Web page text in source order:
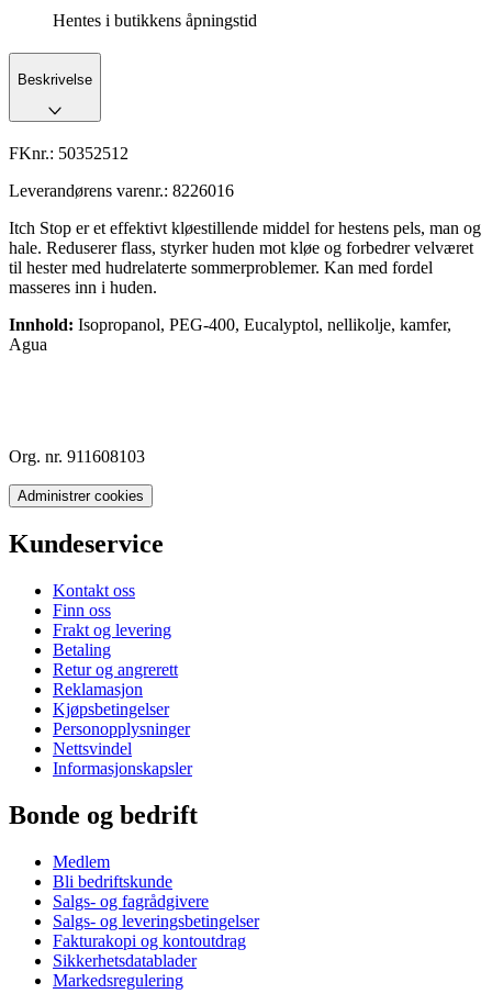
Hentes i butikkens åpningstid
Beskrivelse
FKnr.: 50352512
Leverandørens varenr.: 8226016
Itch Stop er et effektivt kløestillende middel for hestens pels, man og
hale. Reduserer flass, styrker huden mot kløe og forbedrer velværet
til hester med hudrelaterte sommerproblemer. Kan med fordel
masseres inn i huden.
Innhold: Isopropanol, PEG-400, Eucalyptol, nellikolje, kamfer,
Agua
Org. nr. 911608103
Administrer cookies
Kundeservice
Kontakt oss
Finn oss
Frakt og levering
Betaling
Retur og angrerett
Reklamasjon
Kjøpsbetingelser
Personopplysninger
Nettsvindel
Informasjonskapsler
Bonde og bedrift
Medlem
Bli bedriftskunde
Salgs- og fagrådgivere
Salgs- og leveringsbetingelser
Fakturakopi og kontoutdrag
Sikkerhetsdatablader
Markedsregulering